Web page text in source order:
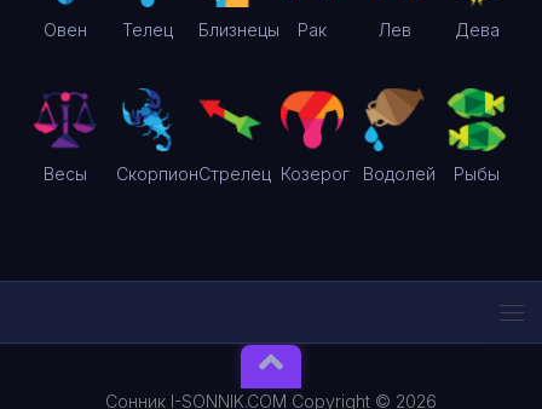
Овен Телец Близнецы Рак Лев Дева
Весы СкорпионСтрелец Козерог Водолей Рыбы
Сонник I-SONNIK.COM Copyright © 2026